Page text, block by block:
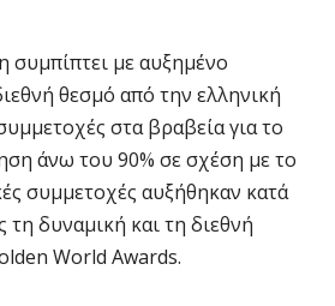
συμπίπτει με αυξημένο
θεσμό από την ελληνική
στα βραβεία για το
άνω του 90% σε σχέση με το
συμμετοχές αυξήθηκαν κατά
τη δυναμική και τη διεθνή
World Awards.